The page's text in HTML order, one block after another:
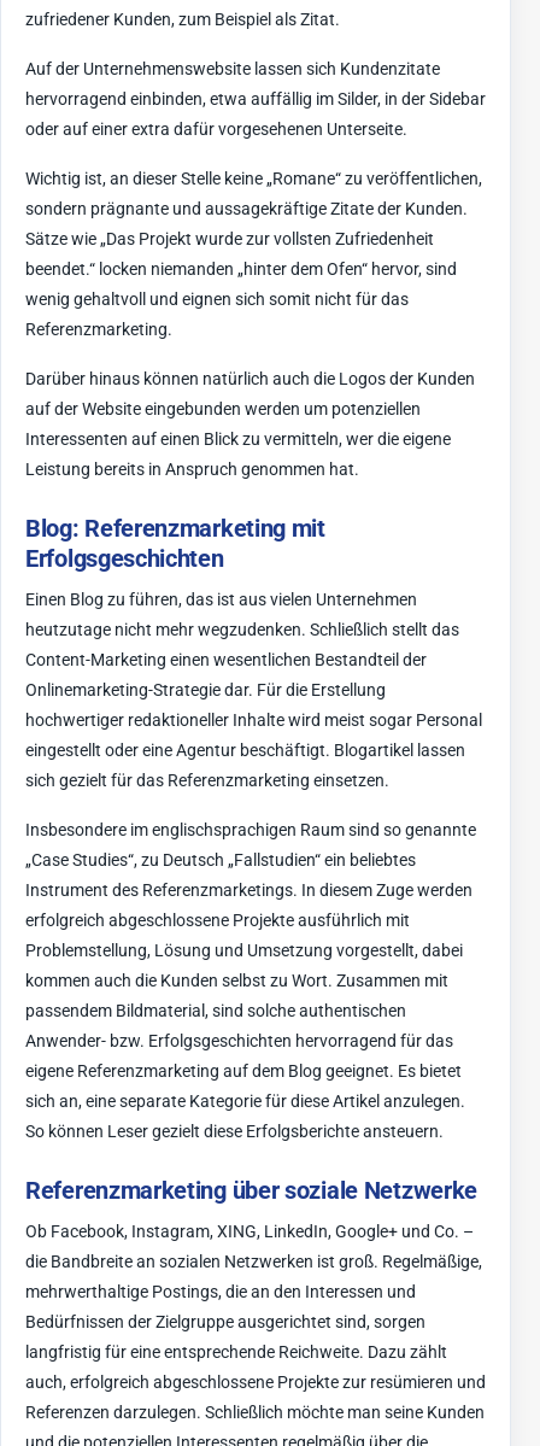
zufriedener Kunden, zum Beispiel als Zitat.
Auf der Unternehmenswebsite lassen sich Kundenzitate
hervorragend einbinden, etwa auffällig im Silder, in der Sidebar
oder auf einer extra dafür vorgesehenen Unterseite.
Wichtig ist, an dieser Stelle keine „Romane“ zu veröffentlichen,
sondern prägnante und aussagekräftige Zitate der Kunden.
Sätze wie „Das Projekt wurde zur vollsten Zufriedenheit
beendet.“ locken niemanden „hinter dem Ofen“ hervor, sind
wenig gehaltvoll und eignen sich somit nicht für das
Referenzmarketing.
Darüber hinaus können natürlich auch die Logos der Kunden
auf der Website eingebunden werden um potenziellen
Interessenten auf einen Blick zu vermitteln, wer die eigene
Leistung bereits in Anspruch genommen hat.
Blog: Referenzmarketing mit
Erfolgsgeschichten
Einen Blog zu führen, das ist aus vielen Unternehmen
heutzutage nicht mehr wegzudenken. Schließlich stellt das
Content-Marketing einen wesentlichen Bestandteil der
Onlinemarketing-Strategie dar. Für die Erstellung
hochwertiger redaktioneller Inhalte wird meist sogar Personal
eingestellt oder eine Agentur beschäftigt. Blogartikel lassen
sich gezielt für das Referenzmarketing einsetzen.
Insbesondere im englischsprachigen Raum sind so genannte
„Case Studies“, zu Deutsch „Fallstudien“ ein beliebtes
Instrument des Referenzmarketings. In diesem Zuge werden
erfolgreich abgeschlossene Projekte ausführlich mit
Problemstellung, Lösung und Umsetzung vorgestellt, dabei
kommen auch die Kunden selbst zu Wort. Zusammen mit
passendem Bildmaterial, sind solche authentischen
Anwender- bzw. Erfolgsgeschichten hervorragend für das
eigene Referenzmarketing auf dem Blog geeignet. Es bietet
sich an, eine separate Kategorie für diese Artikel anzulegen.
So können Leser gezielt diese Erfolgsberichte ansteuern.
Referenzmarketing über soziale Netzwerke
Ob Facebook, Instagram, XING, LinkedIn, Google+ und Co. –
die Bandbreite an sozialen Netzwerken ist groß. Regelmäßige,
mehrwerthaltige Postings, die an den Interessen und
Bedürfnissen der Zielgruppe ausgerichtet sind, sorgen
langfristig für eine entsprechende Reichweite. Dazu zählt
auch, erfolgreich abgeschlossene Projekte zur resümieren und
Referenzen darzulegen. Schließlich möchte man seine Kunden